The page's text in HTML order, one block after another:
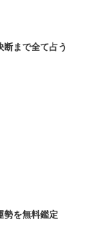
まで全て占う
勢を無料鑑定